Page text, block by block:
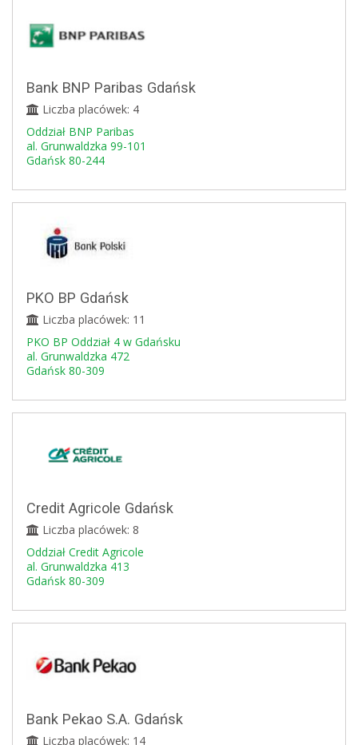
Bank BNP Paribas Gdańsk
Liczba placówek: 4
Oddział BNP Paribas
al. Grunwaldzka 99-101
Gdańsk 80-244
PKO BP Gdańsk
Liczba placówek: 11
PKO BP Oddział 4 w Gdańsku
al. Grunwaldzka 472
Gdańsk 80-309
Credit Agricole Gdańsk
Liczba placówek: 8
Oddział Credit Agricole
al. Grunwaldzka 413
Gdańsk 80-309
Bank Pekao S.A. Gdańsk
Liczba placówek: 14